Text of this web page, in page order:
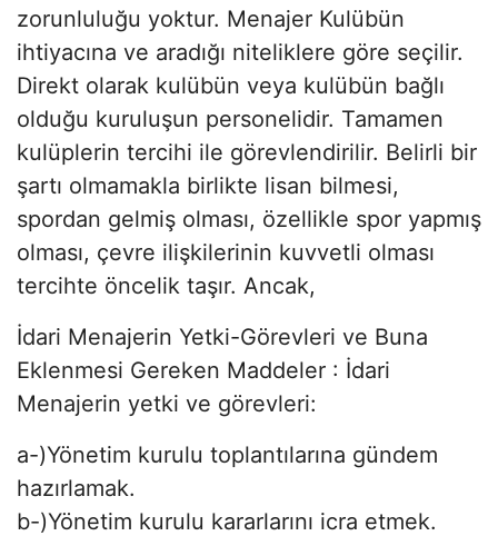
zorunluluğu yoktur. Menajer Kulübün
ihtiyacına ve aradığı niteliklere göre seçilir.
Direkt olarak kulübün veya kulübün bağlı
olduğu kuruluşun personelidir. Tamamen
kulüplerin tercihi ile görevlendirilir. Belirli bir
şartı olmamakla birlikte lisan bilmesi,
spordan gelmiş olması, özellikle spor yapmış
olması, çevre ilişkilerinin kuvvetli olması
tercihte öncelik taşır. Ancak,
İdari Menajerin Yetki-Görevleri ve Buna
Eklenmesi Gereken Maddeler : İdari
Menajerin yetki ve görevleri:
a-)Yönetim kurulu toplantılarına gündem
hazırlamak.
b-)Yönetim kurulu kararlarını icra etmek.